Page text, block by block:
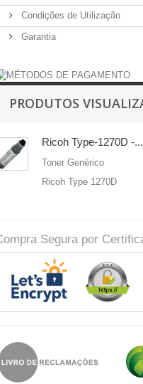
Condições de Utilização
Garantia
PRODUTOS
Ricoh Type-1270D -...
Toner Genérico
Ricoh Type 1270D
Segura por